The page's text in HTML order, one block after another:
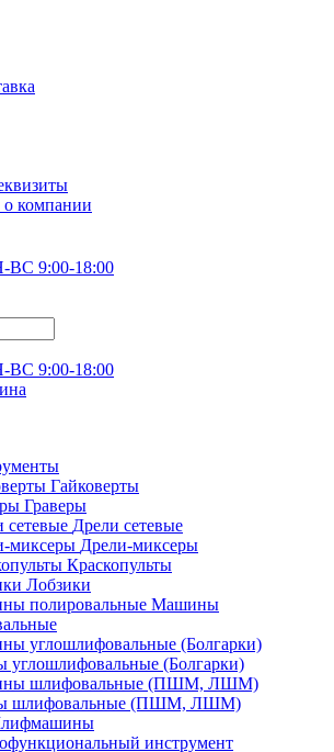
компании
ВС 9:00-18:00
ВС 9:00-18:00
Гайковерты
Граверы
Дрели сетевые
Дрели-миксеры
Краскопульты
Лобзики
Машины
(Болгарки)
шлифовальные (ПШМ, ЛШМ)